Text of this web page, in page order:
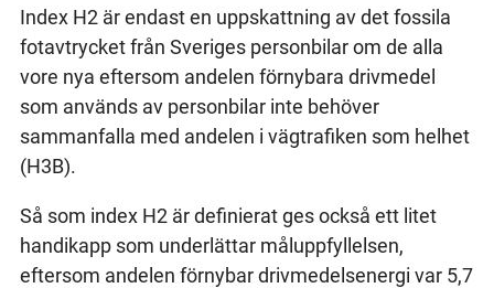
Index H2 är endast en uppskattning av det fossila
fotavtrycket från Sveriges personbilar om de alla
vore nya eftersom andelen förnybara drivmedel
som används av personbilar inte behöver
sammanfalla med andelen i vägtrafiken som helhet
(H3B).
Så som index H2 är definierat ges också ett litet
handikapp som underlättar måluppfyllelsen,
eftersom andelen förnybar drivmedelsenergi var 5,7